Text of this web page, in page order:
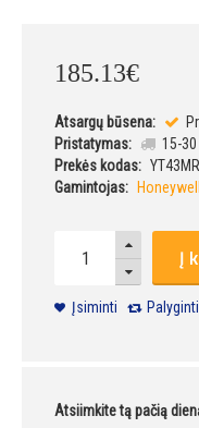
185.13€
Atsargų būsena:
Pristatymas:
15-30
Prekės kodas:
Gamintojas:
Honeywell
Į
Įsiminti Palyginti
Atsiimkite tą pačią